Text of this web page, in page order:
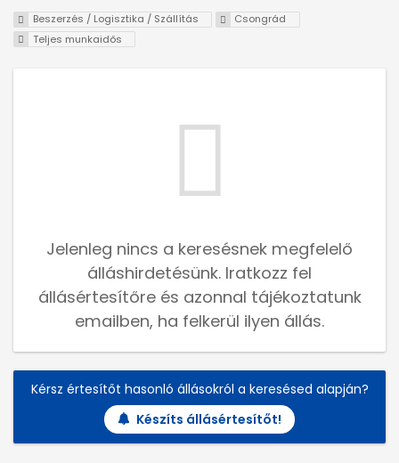
Beszerzés / Logisztika / Szállítás
Csongrád
Teljes munkaidős
Jelenleg nincs a keresésnek megfelelő
álláshirdetésünk. Iratkozz fel
állásértesítőre és azonnal tájékoztatunk
emailben, ha felkerül ilyen állás.
Kérsz értesítőt hasonló állásokról a keresésed alapján?
Készíts állásértesítőt!